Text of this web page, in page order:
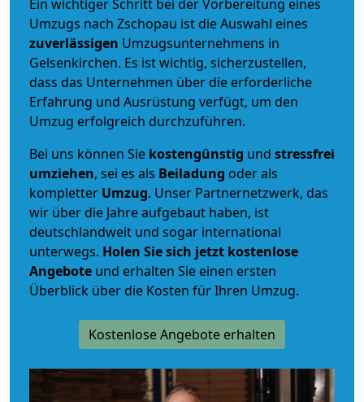
Ein wichtiger Schritt bei der Vorbereitung eines
Umzugs nach Zschopau ist die Auswahl eines
zuverlässigen Umzugsunternehmens in
Gelsenkirchen. Es ist wichtig, sicherzustellen,
dass das Unternehmen über die erforderliche
Erfahrung und Ausrüstung verfügt, um den
Umzug erfolgreich durchzuführen.
Bei uns können Sie kostengünstig und stressfrei
umziehen, sei es als Beiladung oder als
kompletter Umzug. Unser Partnernetzwerk, das
wir über die Jahre aufgebaut haben, ist
deutschlandweit und sogar international
unterwegs. Holen Sie sich jetzt kostenlose
Angebote und erhalten Sie einen ersten
Überblick über die Kosten für Ihren Umzug.
Kostenlose Angebote erhalten